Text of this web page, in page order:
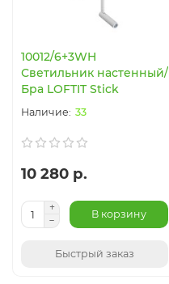
10012/6+3WH
Светильник настенный/
Бра LOFTIT Stick
33
10 280 р.
В корзину
Быстрый заказ